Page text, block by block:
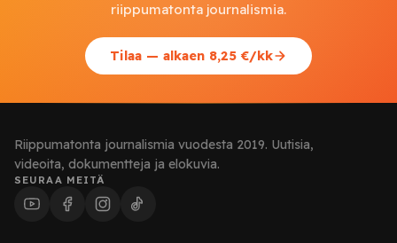
riippumatonta journalismia.
Tilaa — alkaen 8,25 €/kk
Riippumatonta journalismia vuodesta 2019. Uutisia,
videoita, dokumentteja ja elokuvia.
SEURAA MEITÄ